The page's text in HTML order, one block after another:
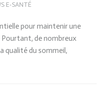
E-SANTÉ
pour maintenir une
de nombreux
qualité du sommeil,